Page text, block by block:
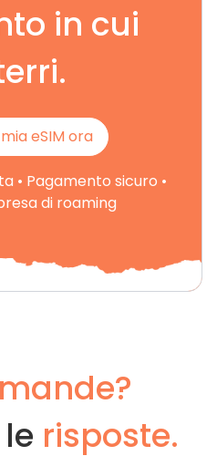
in cui
eSIM ora
• Pagamento sicuro •
di roaming
risposte.